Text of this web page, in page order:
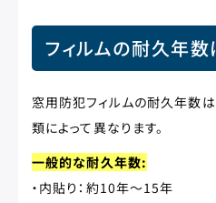
フィルムの耐久年数
窓用防犯フィルムの耐久年数
類によって異なります。
一般的な耐久年数:
・内貼り：約10年～15年